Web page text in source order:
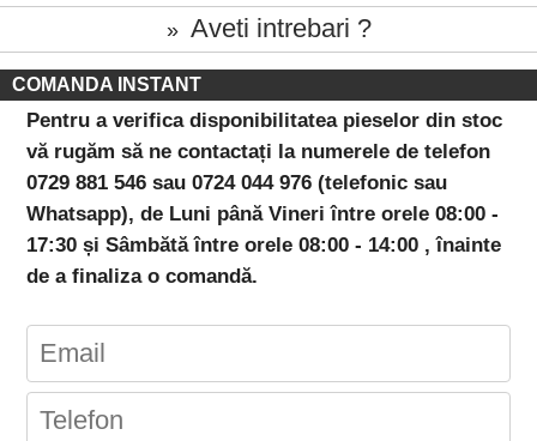
» Aveti intrebari ?
COMANDA INSTANT
Pentru a verifica disponibilitatea pieselor din stoc
vă rugăm să ne contactați la numerele de telefon
0729 881 546 sau 0724 044 976 (telefonic sau
Whatsapp), de Luni până Vineri între orele 08:00 -
17:30 și Sâmbătă între orele 08:00 - 14:00 , înainte
de a finaliza o comandă.